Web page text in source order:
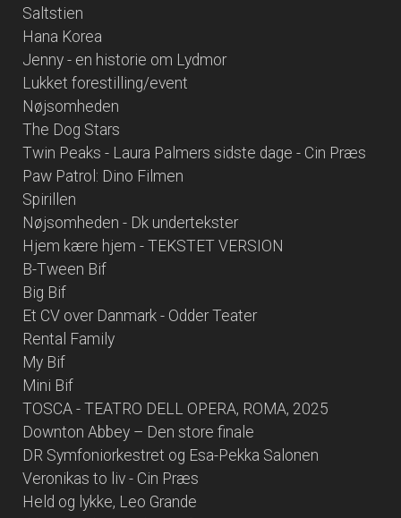
Saltstien
Hana Korea
Jenny - en historie om Lydmor
Lukket forestilling/event
Nøjsomheden
The Dog Stars
Twin Peaks - Laura Palmers sidste dage - Cin Præs
Paw Patrol: Dino Filmen
Spirillen
Nøjsomheden - Dk undertekster
Hjem kære hjem - TEKSTET VERSION
B-Tween Bif
Big Bif
Et CV over Danmark - Odder Teater
Rental Family
My Bif
Mini Bif
TOSCA - TEATRO DELL OPERA, ROMA, 2025
Downton Abbey – Den store finale
DR Symfoniorkestret og Esa-Pekka Salonen
Veronikas to liv - Cin Præs
Held og lykke, Leo Grande